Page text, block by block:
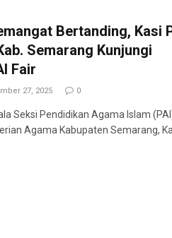
Bertanding, Kasi
Semarang Kunjungi
Fair
27, 2025 0
Seksi Pendidikan Agama Islam
Agama Kabupaten Semarang,